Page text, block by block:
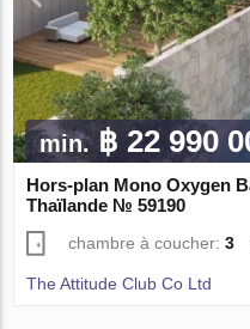
min. ฿ 22 990
Hors-plan Mono Oxygen
Thaïlande № 59190
chambre à coucher:3
The Attitude Club Co Ltd